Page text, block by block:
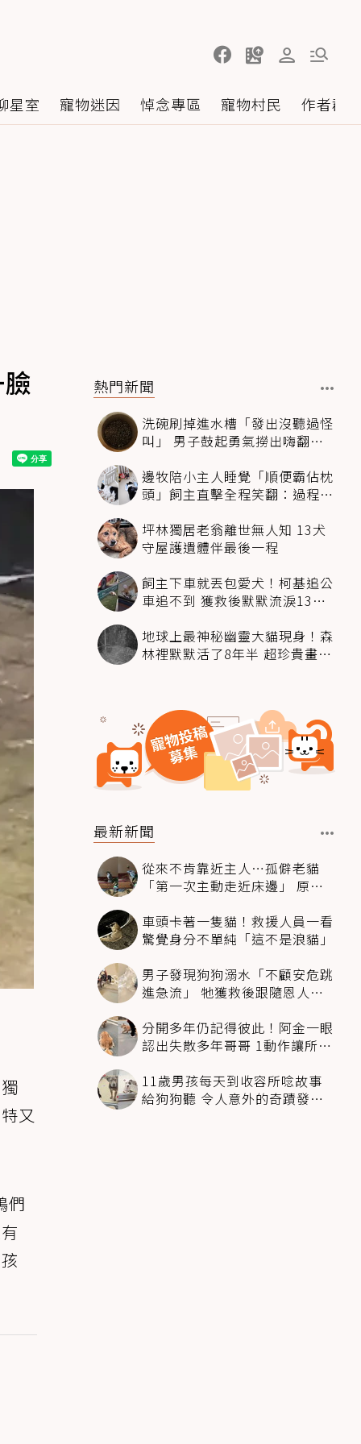
星室 寵物迷因 悼念專區 寵物村民 作者群
又
們
熱門新聞
洗碗刷掉進水槽「發出沒聽過怪
叫」 男子鼓起勇氣撈出嗨翻：
邊牧陪小主人睡覺「順便霸佔枕
頭」飼主直擊全程笑翻：過程絲
坪林獨居老翁離世無人知 13犬
守屋護遺體伴最後一程
飼主下車就丟包愛犬！柯基追公
車追不到 獲救後默默流淚13萬
地球上最神秘幽靈大貓現身！森
林裡默默活了8年半 超珍貴畫面
最新新聞
從來不肯靠近主人…孤僻老貓
「第一次主動走近床邊」 原因
車頭卡著一隻貓！救援人員一看
驚覺身分不單純「這不是浪貓」
男子發現狗狗溺水「不顧安危跳
進急流」 牠獲救後跟隨恩人不
分開多年仍記得彼此！阿金一眼
認出失散多年哥哥 1動作讓所有
11歲男孩每天到收容所唸故事
給狗狗聽 令人意外的奇蹟發生